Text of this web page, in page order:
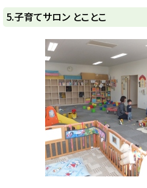
ト
ッ
5.子育てサロン とことこ